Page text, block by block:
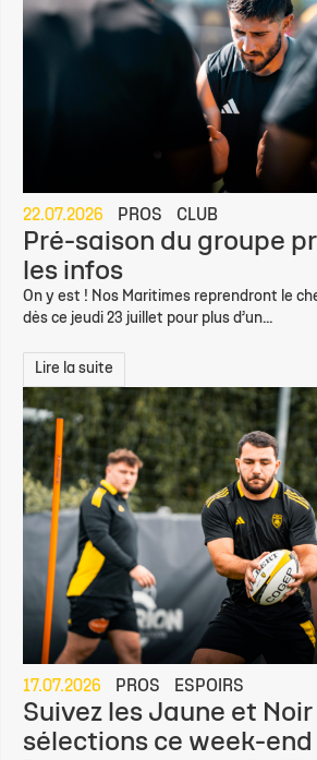
22.07.2026 PROS CLUB
Pré-saison du groupe
les infos
On y est ! Nos Maritimes reprendront le
dès ce jeudi 23 juillet pour plus d’un...
Lire la suite
17.07.2026 PROS ESPOIRS
Suivez les Jaune et Noir
sélections ce week-end